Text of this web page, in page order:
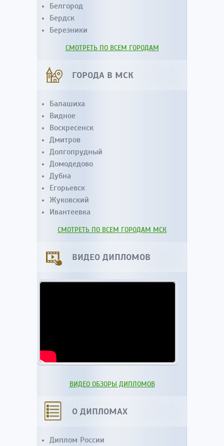
Белгород
Бердск
Березники
СМОТРЕТЬ ПО ВСЕМ ГОРОДАМ
ГОРОДА В МСК
Балашиха
Видное
Воскресенск
Дмитров
Долгопрудный
Домодедово
Дубна
Егорьевск
Жуковский
Ивантеевка
СМОТРЕТЬ ПО ВСЕМ ГОРОДАМ МСК
ВИДЕО ДИПЛОМОВ
ВИДЕО ОБЗОРЫ ДИПЛОМОВ
О ДИПЛОМАХ
Диплом России